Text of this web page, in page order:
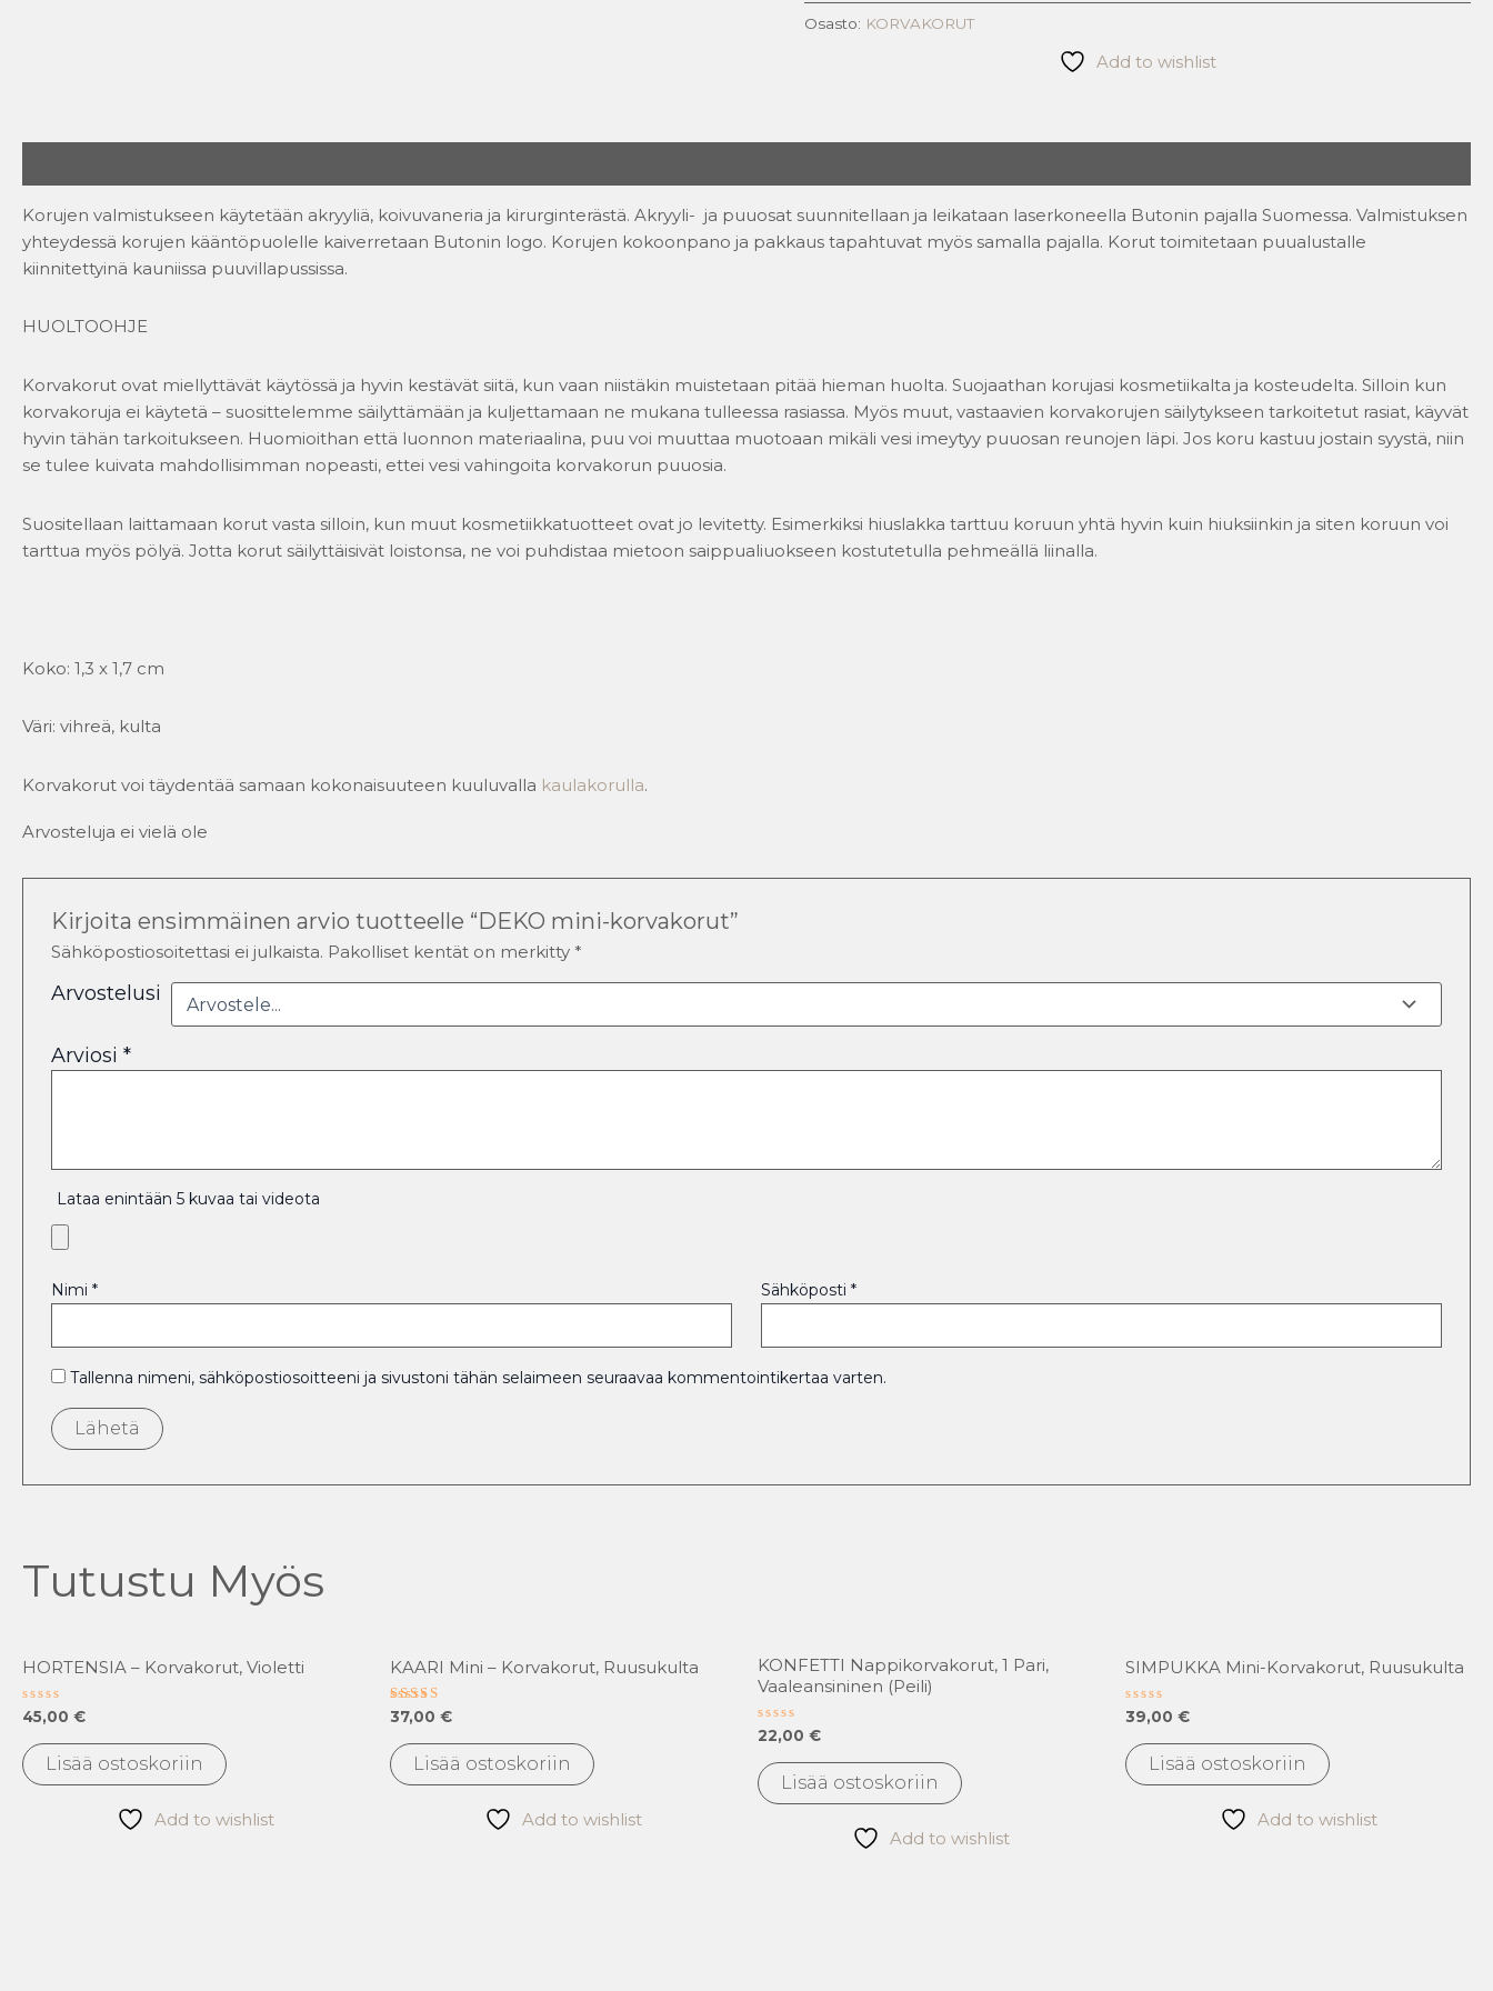
Osasto: KORVAKORUT
Add to wishlist
Korujen valmistukseen käytetään akryyliä, koivuvaneria ja kirurginterästä. Akryyli- ja puuosat suunnitellaan ja leikataan laserkoneella Butonin pajalla Suomessa. Valmistuksen
yhteydessä korujen kääntöpuolelle kaiverretaan Butonin logo. Korujen kokoonpano ja pakkaus tapahtuvat myös samalla pajalla. Korut toimitetaan puualustalle
kiinnitettyinä kauniissa puuvillapussissa.
HUOLTOOHJE
Korvakorut ovat miellyttävät käytössä ja hyvin kestävät siitä, kun vaan niistäkin muistetaan pitää hieman huolta. Suojaathan korujasi kosmetiikalta ja kosteudelta. Silloin kun
korvakoruja ei käytetä – suosittelemme säilyttämään ja kuljettamaan ne mukana tulleessa rasiassa. Myös muut, vastaavien korvakorujen säilytykseen tarkoitetut rasiat, käyvät
hyvin tähän tarkoitukseen. Huomioithan että luonnon materiaalina, puu voi muuttaa muotoaan mikäli vesi imeytyy puuosan reunojen läpi. Jos koru kastuu jostain syystä, niin
se tulee kuivata mahdollisimman nopeasti, ettei vesi vahingoita korvakorun puuosia.
Suositellaan laittamaan korut vasta silloin, kun muut kosmetiikkatuotteet ovat jo levitetty. Esimerkiksi hiuslakka tarttuu koruun yhtä hyvin kuin hiuksiinkin ja siten koruun voi
tarttua myös pölyä. Jotta korut säilyttäisivät loistonsa, ne voi puhdistaa mietoon saippualiuokseen kostutetulla pehmeällä liinalla.
Koko: 1,3 x 1,7 cm
Väri: vihreä, kulta
Korvakorut voi täydentää samaan kokonaisuuteen kuuluvalla kaulakorulla.
Arvosteluja ei vielä ole
Kirjoita ensimmäinen arvio tuotteelle “DEKO mini-korvakorut”
Sähköpostiosoitettasi ei julkaista. Pakolliset kentät on merkitty *
Arvostelusi
Arviosi*
Lataa enintään 5 kuvaa tai videota
Nimi* Sähköposti *
Tallenna nimeni, sähköpostiosoitteeni ja sivustoni tähän selaimeen seuraavaa kommentointikertaa varten.
Tutustu Myös
HORTENSIA – Korvakorut, Violetti
Arvostelu
tuotteesta:
/
5
45,00 €
Lisää ostoskoriin
Add to wishlist
KAARI Mini – Korvakorut, Ruusukulta
Arvostelu
tuotteesta:
5.00
/ 5
37,00 €
Lisää ostoskoriin
Add to wishlist
KONFETTI Nappikorvakorut, 1 Pari,
Vaaleansininen (peili)
Arvostelu
tuotteesta:
/
5
22,00 €
Lisää ostoskoriin
Add to wishlist
SIMPUKKA Mini-Korvakorut, Ruusukulta
Arvostelu
tuotteesta:
/
5
39,00 €
Lisää ostoskoriin
Add to wishlist